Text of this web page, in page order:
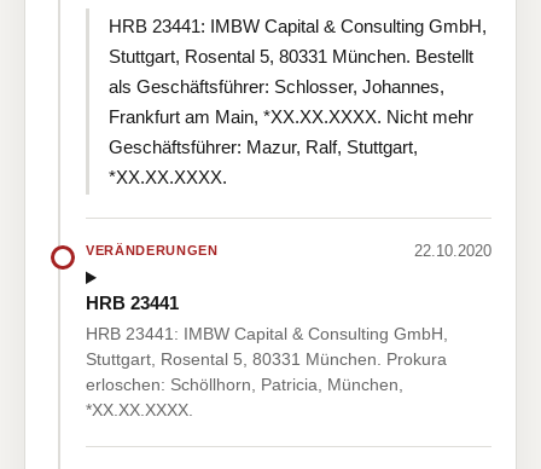
HRB 23441: IMBW Capital & Consulting GmbH,
Stuttgart, Rosental 5, 80331 München. Bestellt
als Geschäftsführer: Schlosser, Johannes,
Frankfurt am Main, *XX.XX.XXXX. Nicht mehr
Geschäftsführer: Mazur, Ralf, Stuttgart,
*XX.XX.XXXX.
VERÄNDERUNGEN 22.10.2020
HRB 23441
HRB 23441: IMBW Capital & Consulting GmbH,
Stuttgart, Rosental 5, 80331 München. Prokura
erloschen: Schöllhorn, Patricia, München,
*XX.XX.XXXX.